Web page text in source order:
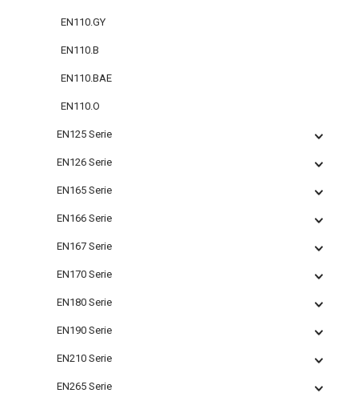
EN110.GY
EN110.B
EN110.BAE
EN110.O
EN125 Serie
EN126 Serie
EN165 Serie
EN166 Serie
EN167 Serie
EN170 Serie
EN180 Serie
EN190 Serie
EN210 Serie
EN265 Serie